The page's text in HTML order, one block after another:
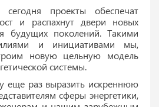
сегодня проекты обеспечат
и распахнут двери новых
будущих поколений. Такими
и инициативами мы,
новую цельную модель
системы.
еще раз выразить искреннюю
сферы энергетики,